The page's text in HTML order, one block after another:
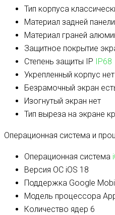
Тип корпуса
Материал задней панели
Материал граней
Защитное покрытие
Степень защиты IP
IP68
Укрепленный корпус нет
Безрамочный экран
Изогнутый экран нет
Тип выреза на экране
Операционная система и
Операционная система
Версия ОС iOS 18
Поддержка Google
Модель процессора
Количество ядер 6